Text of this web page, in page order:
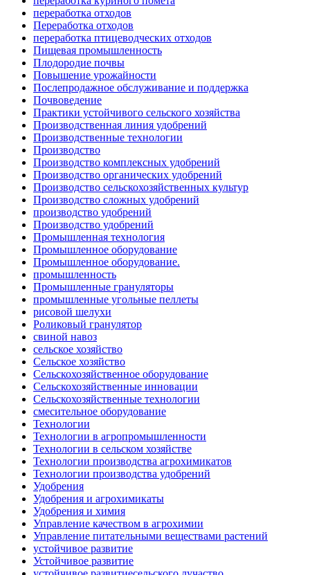
переработка отходов
Переработка отходов
переработка птицеводческих отходов
Пищевая промышленность
Плодородие почвы
Повышение урожайности
Послепродажное обслуживание и поддержка
Почвоведение
Практики устойчивого сельского хозяйства
Производственная линия удобрений
Производственные технологии
Производство
Производство комплексных удобрений
Производство органических удобрений
Производство сельскохозяйственных культур
Производство сложных удобрений
производство удобрений
Производство удобрений
Промышленная технология
Промышленное оборудование
Промышленное оборудование.
промышленность
Промышленные грануляторы
промышленные угольные пеллеты
рисовой шелухи
Роликовый гранулятор
свиной навоз
сельское хозяйство
Сельское хозяйство
Сельскохозяйственное оборудование
Сельскохозяйственные инновации
Сельскохозяйственные технологии
смесительное оборудование
Технологии
Технологии в агропромышленности
Технологии в сельском хозяйстве
Технологии производства агрохимикатов
Технологии производства удобрений
Удобрения
Удобрения и агрохимикаты
Удобрения и химия
Управление качеством в агрохимии
Управление питательными веществами растений
устойчивое развитие
Устойчивое развитие